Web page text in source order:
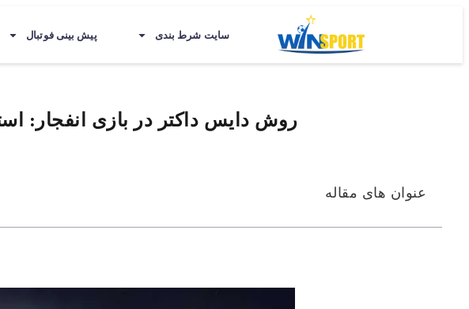
سایت شرط بندی پیش بینی فوتبال
روش دایس داکتر در بازی انفجار:
عنوان های مقاله